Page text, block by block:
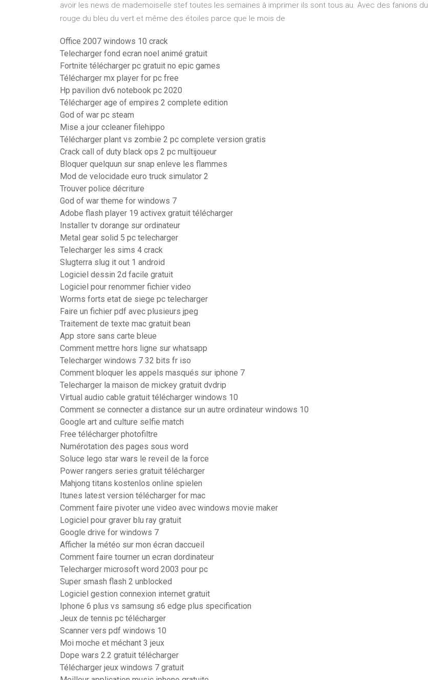
avoir les news de mademoiselle stef toutes les semaines à imprimer ils sont tous au. Avec des fanions du
rouge du bleu du vert et même des étoiles parce que le mois de
Office 2007 windows 10 crack
Telecharger fond ecran noel animé gratuit
Fortnite télécharger pc gratuit no epic games
Télécharger mx player for pc free
Hp pavilion dv6 notebook pc 2020
Télécharger age of empires 2 complete edition
God of war pc steam
Mise a jour ccleaner filehippo
Télécharger plant vs zombie 2 pc complete version gratis
Crack call of duty black ops 2 pc multijoueur
Bloquer quelquun sur snap enleve les flammes
Mod de velocidade euro truck simulator 2
Trouver police décriture
God of war theme for windows 7
Adobe flash player 19 activex gratuit télécharger
Installer tv dorange sur ordinateur
Metal gear solid 5 pc telecharger
Telecharger les sims 4 crack
Slugterra slug it out 1 android
Logiciel dessin 2d facile gratuit
Logiciel pour renommer fichier video
Worms forts etat de siege pc telecharger
Faire un fichier pdf avec plusieurs jpeg
Traitement de texte mac gratuit bean
App store sans carte bleue
Comment mettre hors ligne sur whatsapp
Telecharger windows 7 32 bits fr iso
Comment bloquer les appels masqués sur iphone 7
Telecharger la maison de mickey gratuit dvdrip
Virtual audio cable gratuit télécharger windows 10
Comment se connecter a distance sur un autre ordinateur windows 10
Google art and culture selfie match
Free télécharger photofiltre
Numérotation des pages sous word
Soluce lego star wars le reveil de la force
Power rangers series gratuit télécharger
Mahjong titans kostenlos online spielen
Itunes latest version télécharger for mac
Comment faire pivoter une video avec windows movie maker
Logiciel pour graver blu ray gratuit
Google drive for windows 7
Afficher la météo sur mon écran daccueil
Comment faire tourner un ecran dordinateur
Telecharger microsoft word 2003 pour pc
Super smash flash 2 unblocked
Logiciel gestion connexion internet gratuit
Iphone 6 plus vs samsung s6 edge plus specification
Jeux de tennis pc télécharger
Scanner vers pdf windows 10
Moi moche et méchant 3 jeux
Dope wars 2.2 gratuit télécharger
Télécharger jeux windows 7 gratuit